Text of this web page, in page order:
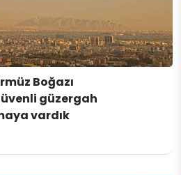
Boğazı
güzergah
vardık